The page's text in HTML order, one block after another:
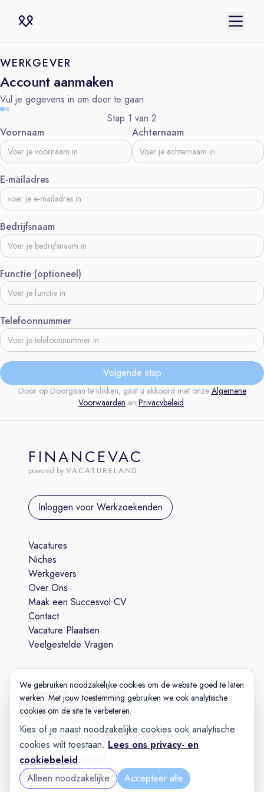
WERKGEVER
Account aanmaken
Vul je gegevens in om door te gaan
Stap 1 van 2
Voornaam
Achternaam
E-mailadres
Bedrijfsnaam
Functie (optioneel)
Telefoonnummer
Volgende stap
Door op Doorgaan te klikken, gaat u akkoord met onze Algemene
Voorwaarden en Privacybeleid.
FINANCEVAC
powered by VACATURELAND
Inloggen voor Werkzoekenden
Vacatures
Niches
Werkgevers
Over Ons
Maak een Succesvol CV
Contact
Vacature Plaatsen
Veelgestelde Vragen
© 2025 Vacatureland
Build:20260727-1227
Algemene Voorwaarden
Privacy & Cookie
Tips voor een wervende vacaturetekst
We gebruiken noodzakelijke cookies om de website goed te laten
werken. Met jouw toestemming gebruiken we ook analytische
cookies om de site te verbeteren.
Kies of je naast noodzakelijke cookies ook analytische
cookies wilt toestaan. Lees ons privacy- en
cookiebeleid.
Alleen noodzakelijke
Accepteer alle